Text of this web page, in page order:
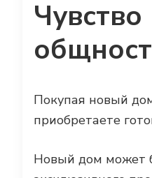
Чувство
Покупая новый
приобретаете
Новый дом может